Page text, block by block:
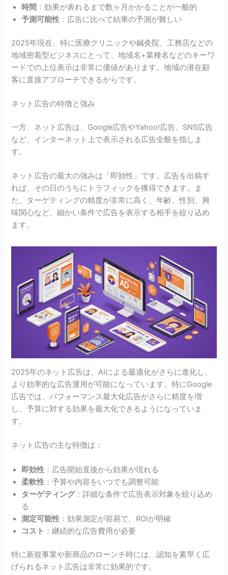
時間 ：効果が表れるまで数ヶ月かかることが一般的
予測可能性 ：広告に比べて結果の予測が難しい
2025年現在、特に医療クリニックや鍼灸院、工務店などの
地域密着型ビジネスにとって、地域名+業種名などのキーワ
ードでの上位表示は非常に価値があります。地域の潜在顧
客に直接アプローチできるからです。
ネット広告の特徴と強み
一方、ネット広告は、Google広告やYahoo!広告、SNS広告
など、インターネット上で表示される広告全般を指しま
す。
ネット広告の最大の強みは「即効性」です。広告を出稿す
れば、その日のうちにトラフィックを獲得できます。ま
た、ターゲティングの精度が非常に高く、年齢、性別、興
味関心など、細かい条件で広告を表示する相手を絞り込め
ます。
2025年のネット広告は、AIによる最適化がさらに進化し、
より効率的な広告運用が可能になっています。特にGoogle
広告では、パフォーマンス最大化広告がさらに精度を増
し、予算に対する効果を最大化できるようになっていま
す。
ネット広告の主な特徴は：
即効性 ：広告開始直後から効果が現れる
柔軟性 ：予算や内容をいつでも調整可能
ターゲティング：詳細な条件で広告表示対象を絞り込め
る
測定可能性 ：効果測定が容易で、ROIが明確
コスト ：継続的な広告費用が必要
特に新規事業や新商品のローンチ時には、認知を素早く広
げられるネット広告は非常に効果的です。